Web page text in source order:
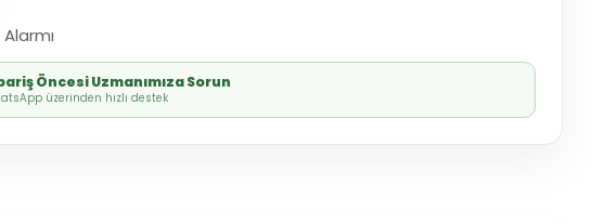
Öncesi Uzmanımıza Sorun
üzerinden hızlı destek